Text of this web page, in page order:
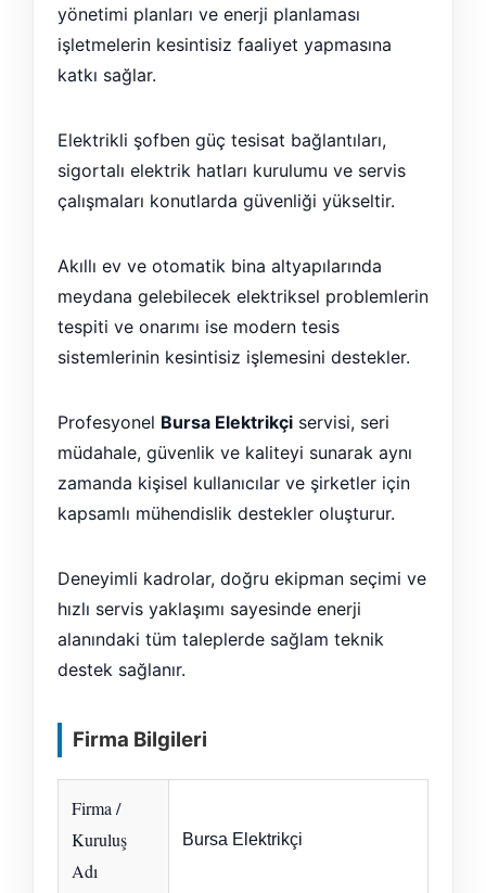
yönetimi planları ve enerji planlaması
işletmelerin kesintisiz faaliyet yapmasına
katkı sağlar.
Elektrikli şofben güç tesisat bağlantıları,
sigortalı elektrik hatları kurulumu ve servis
çalışmaları konutlarda güvenliği yükseltir.
Akıllı ev ve otomatik bina altyapılarında
meydana gelebilecek elektriksel problemlerin
tespiti ve onarımı ise modern tesis
sistemlerinin kesintisiz işlemesini destekler.
Profesyonel Bursa Elektrikçi servisi, seri
müdahale, güvenlik ve kaliteyi sunarak aynı
zamanda kişisel kullanıcılar ve şirketler için
kapsamlı mühendislik destekler oluşturur.
Deneyimli kadrolar, doğru ekipman seçimi ve
hızlı servis yaklaşımı sayesinde enerji
alanındaki tüm taleplerde sağlam teknik
destek sağlanır.
Firma Bilgileri
Firma /
Kuruluş
Adı
Bursa Elektrikçi